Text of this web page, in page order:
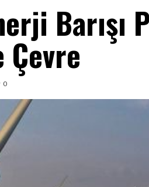
Çevre
0